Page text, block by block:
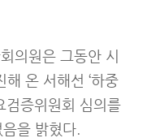
의원은 그동안 시
온 서해선 ‘하중
검증위원회 심의를
을 밝혔다.